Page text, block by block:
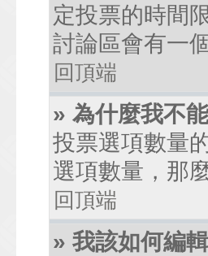
定投票的時間
討論區會有一
回頂端
» 為什麼我不
投票選項數量
選項數量，那
回頂端
» 我該如何編